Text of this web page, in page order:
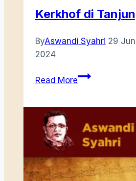
Kerkhof di
ByAswandi Syahri 29
2024
Read MoreKerkhof